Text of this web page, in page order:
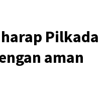
Pilkada
aman